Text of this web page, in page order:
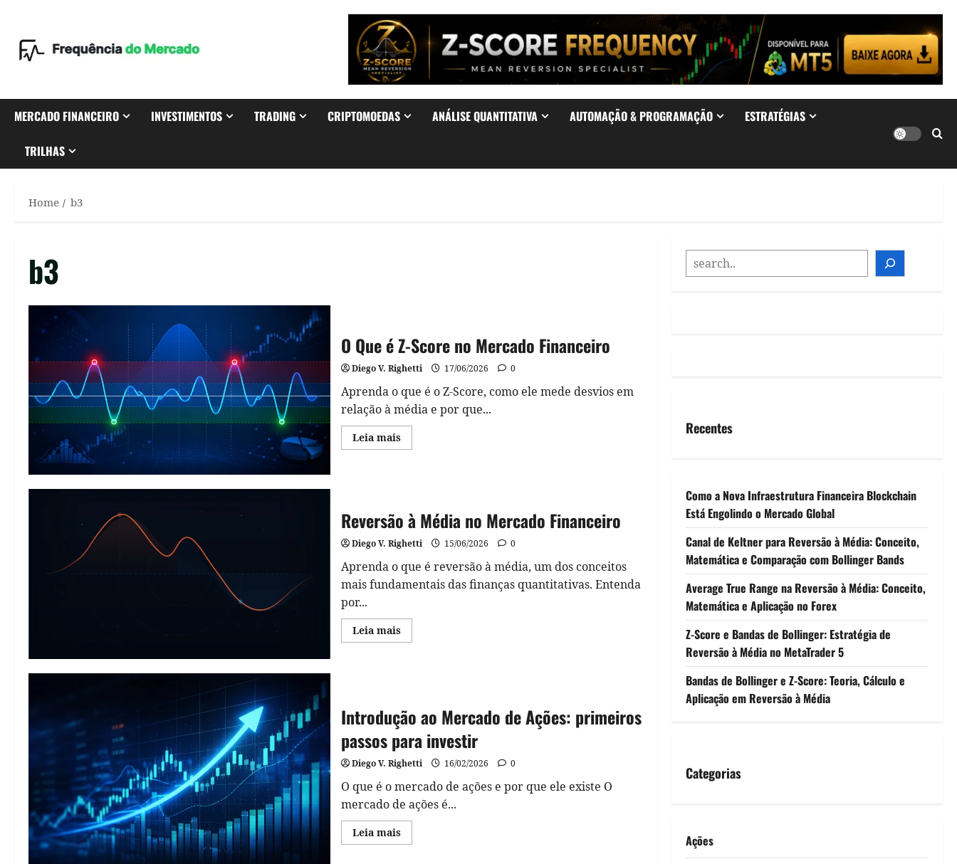
content
MERCADO FINANCEIRO INVESTIMENTOS TRADING CRIPTOMOEDAS ANÁLISE QUANTITATIVA AUTOMAÇÃO & PROGRAMAÇÃO ESTRATÉGIAS
TRILHAS
Home b3
b3
O Que é Z-Score no Mercado Financeiro
Diego V. Righetti 17/06/2026 0
Aprenda o que é o Z-Score, como ele mede desvios em
relação à média e por que...
Leia maisRead
more
no
Mercado
Financeiro
Reversão à Média no Mercado Financeiro
Diego V. Righetti 15/06/2026 0
Aprenda o que é reversão à média, um dos conceitos
mais fundamentais das finanças quantitativas. Entenda
por...
Leia maisRead
more
Financeiro
Introdução ao Mercado de Ações: primeiros
passos para investir
Diego V. Righetti 16/02/2026 0
O que é o mercado de ações e por que ele existe O
mercado de ações é...
Leia maisRead
more
SEARCH
Recentes
Como a Nova Infraestrutura Financeira Blockchain
Está Engolindo o Mercado Global
Canal de Keltner para Reversão à Média: Conceito,
Matemática e Comparação com Bollinger Bands
Average True Range na Reversão à Média: Conceito,
Matemática e Aplicação no Forex
Z-Score e Bandas de Bollinger: Estratégia de
Reversão à Média no MetaTrader 5
Bandas de Bollinger e Z-Score: Teoria, Cálculo e
Aplicação em Reversão à Média
Categorias
Ações